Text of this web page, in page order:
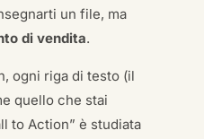
un file, ma
di vendita.
ogni riga di testo (il
quello che stai
to Action” è studiata